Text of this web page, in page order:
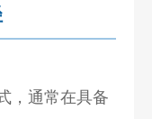
，通常在具备